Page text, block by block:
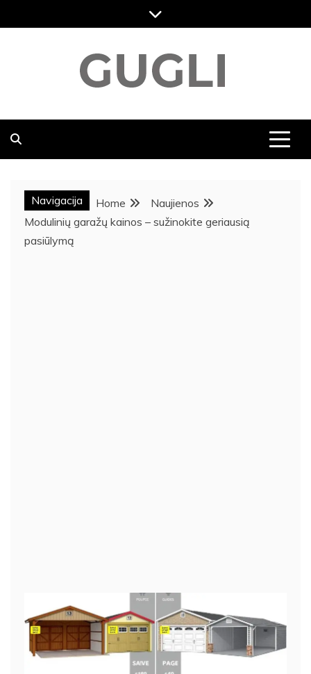
to
DVASINGUMAS, KELIONĖS NAUJIENOS, MENAS,
Navigacija Home
Naujienos
Modulinių garažų kainos – sužinokite geriausią
pasiūlymą